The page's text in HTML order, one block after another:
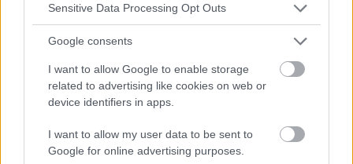
Sensitive Data Processing Opt Outs
Google consents
I want to allow Google to enable storage
related to advertising like cookies on web or
device identifiers in apps.
I want to allow my user data to be sent to
Google for online advertising purposes.
responsables de los efectos de su aplicación. Antes de aplicar
los consejos y sugerencias incluidos en este sitio web consúltalo
con un médico.
Publicidad: